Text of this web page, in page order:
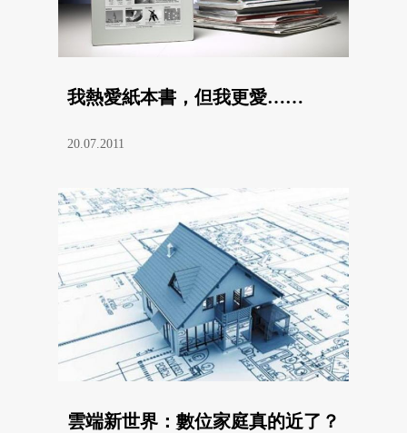
我熱愛紙本書，但我更愛……
20.07.2011
雲端新世界：數位家庭真的近了？